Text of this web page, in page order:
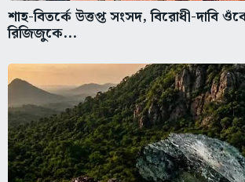
শাহ-বিতর্কে উত্তপ্ত সংসদ, বিরোধী-দাবি
রিজিজুকে...